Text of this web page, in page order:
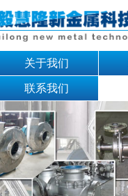
关于我们
联系我们